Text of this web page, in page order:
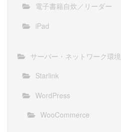
電子書籍自炊／リーダー
iPad
サーバー・ネットワーク環境
Starlink
WordPress
WooCommerce